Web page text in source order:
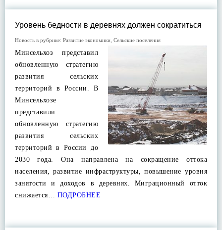
Уровень бедности в деревнях должен сократиться
Новость в рубрике: Развитие экономики Сельские поселения
Минсельхоз представил
обновленную стратегию
развития сельских
территорий в России. В
Минсельхозе
представили
обновленную стратегию
развития сельских
территорий в России до
2030 года. Она направлена на сокращение оттока
населения, развитие инфраструктуры, повышение уровня
занятости и доходов в деревнях. Миграционный отток
снижается… ПОДРОБНЕЕ